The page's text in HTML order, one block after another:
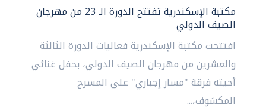
مكتبة الإسكندرية تفتتح الدورة الـ 23 من مهرجان
الصيف الدولي
افتتحت مكتبة الإسكندرية فعاليات الدورة الثالثة
والعشرين من مهرجان الصيف الدولي، بحفل غنائي
أحيته فرقة "مسار إجباري" على المسرح
المكشوف،...